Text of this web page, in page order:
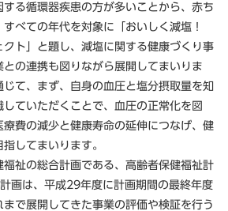
る循環器疾患の方が多いことから、赤ち
べての年代を対象に「おいしく減塩！
クト」と題し、減塩に関する健康づくり事
の連携も図りながら展開してまいりま
て、まず、自身の血圧と塩分摂取量を知
ていただくことで、血圧の正常化を図
療費の減少と健康寿命の延伸につなげ、健
してまいります。
祉の総合計画である、高齢者保健福祉計
画は、平成29年度に計画期間の最終年度
で展開してきた事業の評価や検証を行う